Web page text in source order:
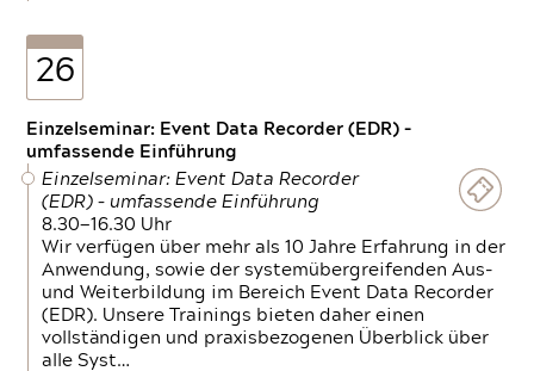
26
Einzelseminar: Event Data Recorder (EDR) –
umfassende Einführung
Einzelseminar: Event Data Recorder
(EDR) – umfassende Einführung
8.30—16.30 Uhr
Wir verfügen über mehr als 10 Jahre Erfahrung in der
Anwendung, sowie der systemübergreifenden Aus-
und Weiterbildung im Bereich Event Data Recorder
(EDR). Unsere Trainings bieten daher einen
vollständigen und praxisbezogenen Überblick über
alle Syst…